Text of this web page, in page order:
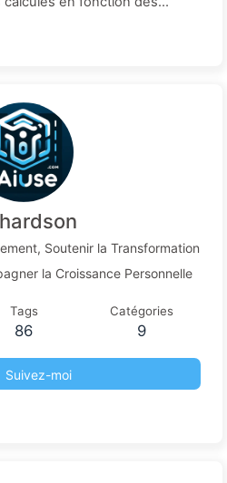
Soutenir la Transformation
la Croissance Personnelle
Tags
86
Catégories
9
Suivez-moi